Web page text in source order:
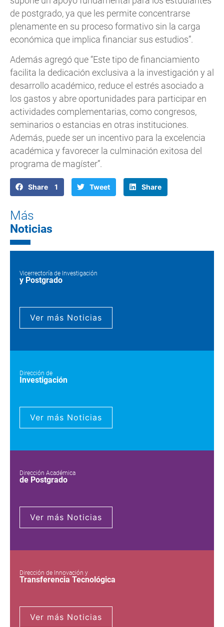
de postgrado, ya que les permite concentrarse
plenamente en su proceso formativo sin la carga
económica que implica financiar sus estudios”.
Además agregó que “Este tipo de financiamiento
facilita la dedicación exclusiva a la investigación y al
desarrollo académico, reduce el estrés asociado a
los gastos y abre oportunidades para participar en
actividades complementarias, como congresos,
seminarios o estancias en otras instituciones.
Además, puede ser un incentivo para la excelencia
académica y favorecer la culminación exitosa del
programa de magíster”.
Share 1 Tweet Share
Más
Noticias
Vicerrectoría de Investigación
y Postgrado
Ver más Noticias
Dirección de
Investigación
Ver más Noticias
Dirección Académica
de Postgrado
Ver más Noticias
Dirección de Innovación y
Transferencia Tecnológica
Ver más Noticias